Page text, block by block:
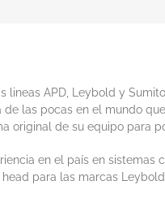
lineas APD, Leybold y
las pocas en el mundo
original de su equipo para
en el país en sistemas
para las marcas